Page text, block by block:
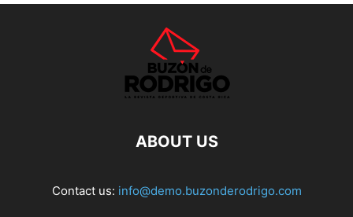
ABOUT US
Contact us: info@demo.buzonderodrigo.com